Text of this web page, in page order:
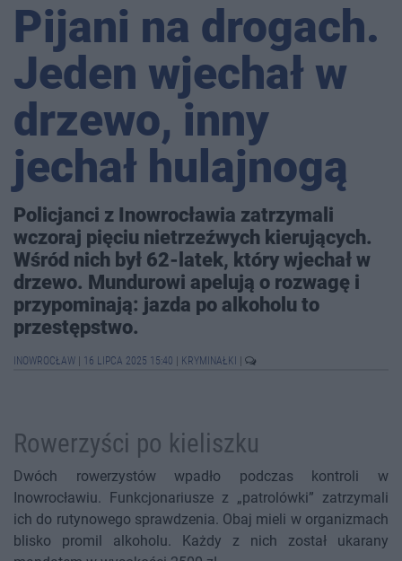
Pijani na drogach.
Jeden wjechał w
drzewo, inny
jechał hulajnogą
Policjanci z Inowrocławia zatrzymali
wczoraj pięciu nietrzeźwych kierujących.
Wśród nich był 62-latek, który wjechał w
drzewo. Mundurowi apelują o rozwagę i
przypominają: jazda po alkoholu to
przestępstwo.
INOWROCŁAW 16 LIPCA 2025 15:40 KRYMINAŁKI
Rowerzyści po kieliszku
Dwóch rowerzystów wpadło podczas kontroli w
Inowrocławiu. Funkcjonariusze z „patrolówki” zatrzymali
ich do rutynowego sprawdzenia. Obaj mieli w organizmach
blisko promil alkoholu. Każdy z nich został ukarany